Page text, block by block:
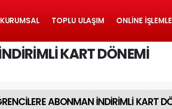
KURUMSAL TOPLU ULAŞIM ONLINE
KART DÖNEMİ
ABONMAN İNDİRİMLİ KART